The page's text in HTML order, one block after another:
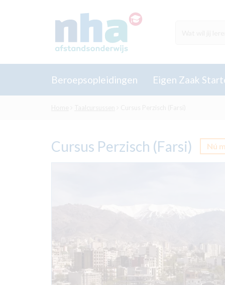
Beroepsopleidingen Eigen Zaak
Cursus Perzisch (Farsi) Nú